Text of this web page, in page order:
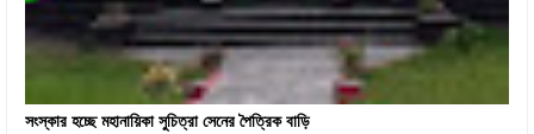
সংস্কার হচ্ছে মহানায়িকা সুচিত্রা সেনের পৈত্রিক বাড়ি